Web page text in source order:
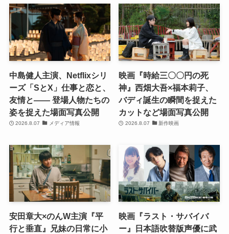
中島健人主演、Netflixシリ
ーズ「SとX」仕事と恋と、
友情と―― 登場人物たちの
姿を捉えた場面写真公開
2026.8.07 メディア情報
映画『時給三〇〇円の死
神』西畑大吾×福本莉子、
バディ誕生の瞬間を捉えた
カットなど場面写真公開
2026.8.07 新作映画
安田章大×のんW主演『平
行と垂直』兄妹の日常に小
映画『ラスト・サバイバ
ー』日本語吹替版声優に武